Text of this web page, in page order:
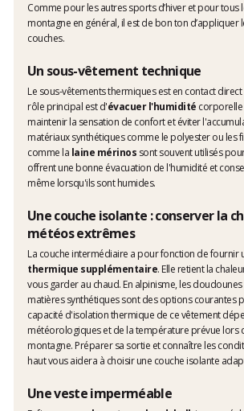
Comme pour les autres sports d’hiver et pour tous
montagne en général, il est de bon ton d’appliquer
couches.
Un sous-vêtement technique
Le sous-vêtements thermiques est en contact direct
rôle principal est d'évacuer l'humidité
maintenir la sensation de confort et éviter
matériaux synthétiques comme le polyester ou les
comme la laine mérinos sont souvent utilisés
offrent une bonne évacuation de l'humidité et
même lorsqu'ils sont humides.
Une couche isolante : conserver la
météos extrêmes
La couche intermédiaire a pour fonction de fournir
thermique supplémentaire. Elle retient la
vous garder au chaud. En alpinisme, les
matières synthétiques sont des options courantes
capacité d'isolation thermique de ce vêtement
météorologiques et de la température prévue lors
montagne. Préparer sa sortie et connaître les
haut vous aidera à choisir une couche isolante
Une veste imperméable